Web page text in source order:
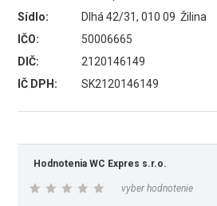
Sídlo:
Dlhá 42/31, 010 09 Žilina
IČO:
50006665
DIČ:
2120146149
IČ DPH:
SK2120146149
Hodnotenia WC Expres s.r.o.
vyber hodnotenie